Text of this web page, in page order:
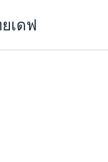
เดฟ